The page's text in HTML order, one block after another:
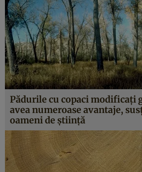
Pădurile cu copaci modificaţi
avea numeroase avantaje,
oameni de ştiinţă